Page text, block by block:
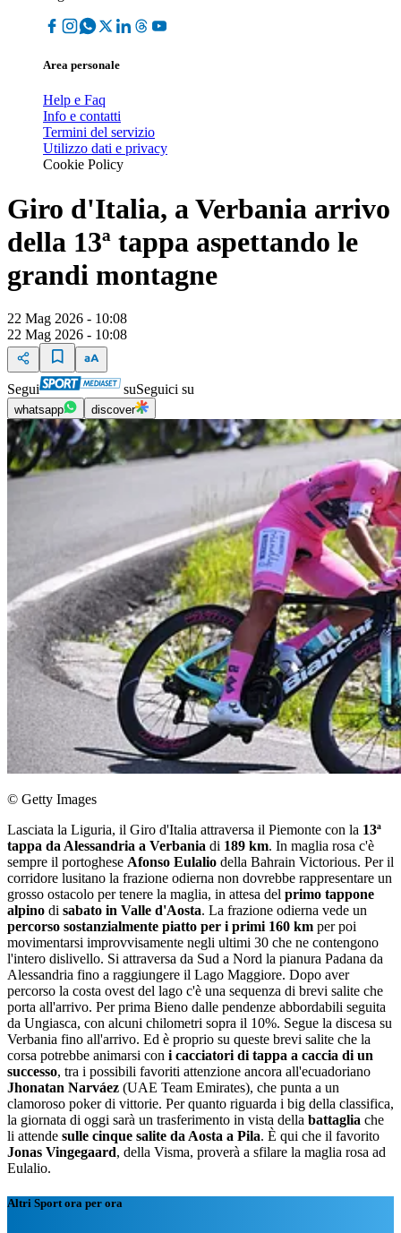
Area personale
Help e Faq
Info e contatti
Termini del servizio
Utilizzo dati e privacy
Cookie Policy
Giro d'Italia, a Verbania arrivo
della 13ª tappa aspettando le
grandi montagne
22 Mag 2026 - 10:08
22 Mag 2026 - 10:08
Segui suSeguici su
whatsapp discover
© Getty Images
Lasciata la Liguria, il Giro d'Italia attraversa il Piemonte con la 13ª
tappa da Alessandria a Verbania di 189 km. In maglia rosa c'è
sempre il portoghese Afonso Eulalio della Bahrain Victorious. Per il
corridore lusitano la frazione odierna non dovrebbe rappresentare un
grosso ostacolo per tenere la maglia, in attesa del primo tappone
alpino di sabato in Valle d'Aosta. La frazione odierna vede un
percorso sostanzialmente piatto per i primi 160 km per poi
movimentarsi improvvisamente negli ultimi 30 che ne contengono
l'intero dislivello. Si attraversa da Sud a Nord la pianura Padana da
Alessandria fino a raggiungere il Lago Maggiore. Dopo aver
percorso la costa ovest del lago c'è una sequenza di brevi salite che
porta all'arrivo. Per prima Bieno dalle pendenze abbordabili seguita
da Ungiasca, con alcuni chilometri sopra il 10%. Segue la discesa su
Verbania fino all'arrivo. Ed è proprio su queste brevi salite che la
corsa potrebbe animarsi con i cacciatori di tappa a caccia di un
successo, tra i possibili favoriti attenzione ancora all'ecuadoriano
Jhonatan Narváez (UAE Team Emirates), che punta a un
clamoroso poker di vittorie. Per quanto riguarda i big della classifica,
la giornata di oggi sarà un trasferimento in vista della battaglia che
li attende sulle cinque salite da Aosta a Pila. È qui che il favorito
Jonas Vingegaard, della Visma, proverà a sfilare la maglia rosa ad
Eulalio.
Altri Sport ora per ora